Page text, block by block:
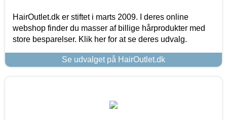
HairOutlet.dk er stiftet i marts 2009. I deres online
webshop finder du masser af billige hårprodukter med
store besparelser. Klik her for at se deres udvalg.
Se udvalget på HairOutlet.dk